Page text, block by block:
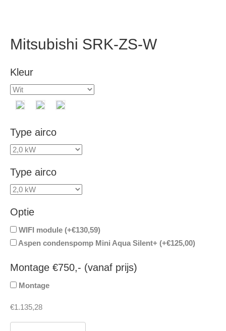
Mitsubishi SRK-ZS-W
Kleur
Type airco
Type airco
Optie
WIFI module (+€130,59)
Aspen condenspomp Mini Aqua Silent+ (+€125,00)
Montage €750,- (vanaf prijs)
Montage
€1.135,28
Mitsubishi